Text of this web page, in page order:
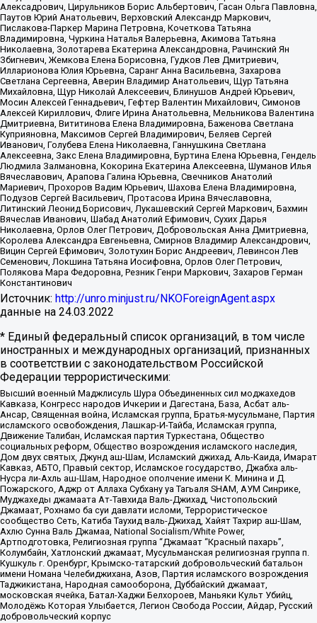
Алексадрович, Цирульников Борис Альбертович, Гасан Ольга Павловна,
Паутов Юрий Анатольевич, Верховский Александр Маркович,
Пислакова-Паркер Марина Петровна, Кочеткова Татьяна
Владимировна, Чуркина Наталья Валерьевна, Акимова Татьяна
Николаевна, Золотарева Екатерина Александровна, Рачинский Ян
Збигневич, Жемкова Елена Борисовна, Гудков Лев Дмитриевич,
Илларионова Юлия Юрьевна, Саранг Анна Васильевна, Захарова
Светлана Сергеевна, Аверин Владимир Анатольевич, Щур Татьяна
Михайловна, Щур Николай Алексеевич, Блинушов Андрей Юрьевич,
Мосин Алексей Геннадьевич, Гефтер Валентин Михайлович, Симонов
Алексей Кириллович, Флиге Ирина Анатольевна, Мельникова Валентина
Дмитриевна, Вититинова Елена Владимировна, Баженова Светлана
Куприяновна, Максимов Сергей Владимирович, Беляев Сергей
Иванович, Голубева Елена Николаевна, Ганнушкина Светлана
Алексеевна, Закс Елена Владимировна, Буртина Елена Юрьевна, Гендель
Людмила Залмановна, Кокорина Екатерина Алексеевна, Шуманов Илья
Вячеславович, Арапова Галина Юрьевна, Свечников Анатолий
Мариевич, Прохоров Вадим Юрьевич, Шахова Елена Владимировна,
Подузов Сергей Васильевич, Протасова Ирина Вячеславовна,
Литинский Леонид Борисович, Лукашевский Сергей Маркович, Бахмин
Вячеслав Иванович, Шабад Анатолий Ефимович, Сухих Дарья
Николаевна, Орлов Олег Петрович, Добровольская Анна Дмитриевна,
Королева Александра Евгеньевна, Смирнов Владимир Александрович,
Вицин Сергей Ефимович, Золотухин Борис Андреевич, Левинсон Лев
Семенович, Локшина Татьяна Иосифовна, Орлов Олег Петрович,
Полякова Мара Федоровна, Резник Генри Маркович, Захаров Герман
Константинович
Источник: http://unro.minjust.ru/NKOForeignAgent.aspx
данные на 24.03.2022
* Единый федеральный список организаций, в том числе
иностранных и международных организаций, признанных
в соответствии с законодательством Российской
Федерации террористическими:
Высший военный Маджлисуль Шура Объединенных сил моджахедов
Кавказа, Конгресс народов Ичкерии и Дагестана, База, Асбат аль-
Ансар, Священная война, Исламская группа, Братья-мусульмане, Партия
исламского освобождения, Лашкар-И-Тайба, Исламская группа,
Движение Талибан, Исламская партия Туркестана, Общество
социальных реформ, Общество возрождения исламского наследия,
Дом двух святых, Джунд аш-Шам, Исламский джихад, Аль-Каида, Имарат
Кавказ, АБТО, Правый сектор, Исламское государство, Джабха аль-
Нусра ли-Ахль аш-Шам, Народное ополчение имени К. Минина и Д.
Пожарского, Аджр от Аллаха Субхану уа Тагьаля SHAM, АУМ Синрике,
Муджахеды джамаата Ат-Тавхида Валь-Джихад, Чистопольский
Джамаат, Рохнамо ба суи давлати исломи, Террористическое
сообщество Сеть, Катиба Таухид валь-Джихад, Хайят Тахрир аш-Шам,
Ахлю Сунна Валь Джамаа, National Socialism/White Power,
Артподготовка, Религиозная группа “Джамаат “Красный пахарь”,
Колумбайн, Хатлонский джамаат, Мусульманская религиозная группа п.
Кушкуль г. Оренбург, Крымско-татарский добровольческий батальон
имени Номана Челебиджихана, Азов, Партия исламского возрождения
Таджикистана, Народная самооборона, Дуббайский джамаат,
московская ячейка, Батал-Хаджи Белхороев, Маньяки Культ Убийц,
Молодёжь Которая Улыбается, Легион Свобода России, Айдар, Русский
добровольческий корпус